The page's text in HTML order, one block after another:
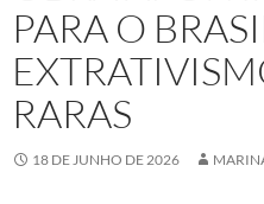
PARA O
RARAS
18 DE JUNHO DE 2026